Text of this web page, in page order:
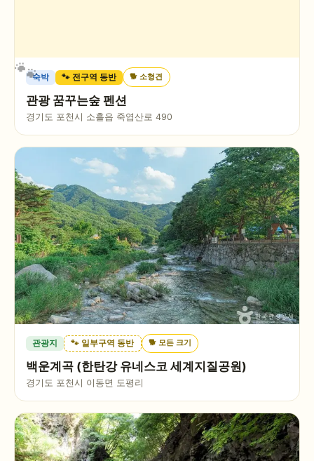
숙박 🐾 전구역 동반 🐕 소형견
관광 꿈꾸는숲 펜션
경기도 포천시 소흘읍 죽엽산로 490
관광지 🐾 일부구역 동반 🐕 모든 크기
백운계곡 (한탄강 유네스코 세계지질공원)
경기도 포천시 이동면 도평리